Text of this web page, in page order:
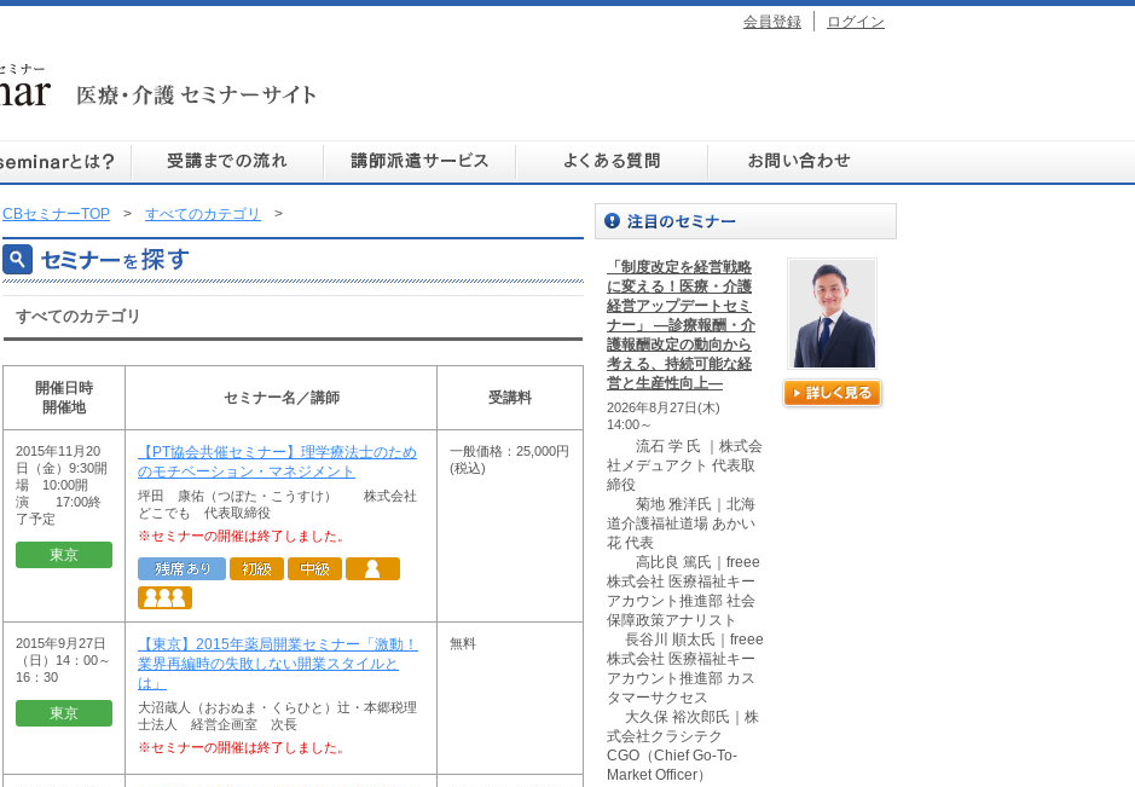
会員登録 ログイン
CBセミナーTOP > すべてのカテゴリ >
すべてのカテゴリ
開催日時
開催地
セミナー名／講師 受講料
2015年11月20
日（金）9:30開
場 10:00開
演 17:00終
了予定
東京
【PT協会共催セミナー】理学療法士のため
のモチベーション・マネジメント
坪田 康佑（つぼた・こうすけ） 株式会社
どこでも 代表取締役
※セミナーの開催は終了しました。
一般価格：25,000円
(税込)
2015年9月27日
（日）14：00～
16：30
東京
【東京】2015年薬局開業セミナー「激動！
業界再編時の失敗しない開業スタイルと
は」
大沼蔵人（おおぬま・くらひと）辻・本郷税理
士法人 経営企画室 次長
※セミナーの開催は終了しました。
無料
「制度改定を経営戦略
に変える！医療・介護
経営アップデートセミ
ナー」 ―診療報酬・介
護報酬改定の動向から
考える、持続可能な経
営と生産性向上―
2026年8月27日(木)
14:00～
流石 学 氏 ｜株式会
社メデュアクト 代表取
締役
菊地 雅洋氏｜北海
道介護福祉道場 あかい
花 代表
高比良 篤氏｜freee
株式会社 医療福祉キー
アカウント推進部 社会
保障政策アナリスト
長谷川 順太氏｜freee
株式会社 医療福祉キー
アカウント推進部 カス
タマーサクセス
大久保 裕次郎氏｜株
式会社クラシテク
CGO（Chief Go-To-
Market Officer）